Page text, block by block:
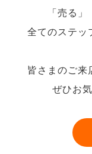
「売る
全てのステッ
皆さまのご来
ぜひお